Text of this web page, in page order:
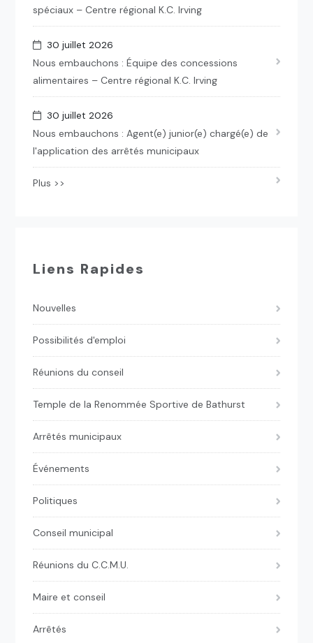
spéciaux – Centre régional K.C. Irving
30 juillet 2026
Nous embauchons : Équipe des concessions
alimentaires – Centre régional K.C. Irving
30 juillet 2026
Nous embauchons : Agent(e) junior(e) chargé(e) de
l'application des arrêtés municipaux
Plus >>
Liens Rapides
Nouvelles
Possibilités d'emploi
Réunions du conseil
Temple de la Renommée Sportive de Bathurst
Arrêtés municipaux
Événements
Politiques
Conseil municipal
Réunions du C.C.M.U.
Maire et conseil
Arrêtés